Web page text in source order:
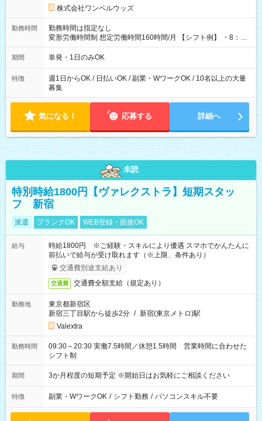
株式会社ワンベルウッズ
勤務時間
勤務時間は指定なし
変形労働時間制 想定労働時間160時間/月 【シフト例】 ・8：00
～21：00
期間 単発・1日のみOK
特徴
週1日からOK / 日払いOK / 副業・WワークOK / 10名以上の大量
募集
気になる！ 応募する 詳細へ
未読
特別時給1800円【ヴァレクストラ】短期スタッ
フ 新宿
派遣 ブランクOK WEB登録・面接OK
給与
時給1800円 ※ご経験・スキルにより優遇 スマホでかんたんに
前払いで給与が受け取れます（※上限、条件あり）
交通費別途支給あり
交通費 交通費全額支給（規定あり）
勤務地
東京都新宿区
新宿三丁目駅から徒歩2分 / 新宿(東京メトロ)駅
Valextra
勤務時間
09:30～20:30 実働7.5時間／休憩1.5時間 営業時間に合わせた
シフト制
期間 3か月程度の短期予定 ※開始日はお気軽にご相談ください
特徴 副業・WワークOK / シフト勤務 / パソコンスキル不要